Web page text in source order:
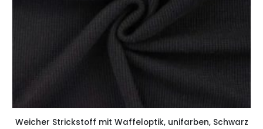
Weicher Strickstoff mit Waffeloptik, unifarben, Schwarz